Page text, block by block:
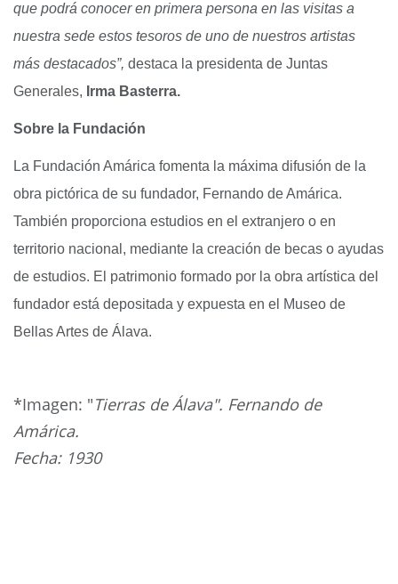
que podrá conocer en primera persona en las visitas a
nuestra sede estos tesoros de uno de nuestros artistas
más destacados”, destaca la presidenta de Juntas
Generales, Irma Basterra.
Sobre la Fundación
La Fundación Amárica fomenta la máxima difusión de la
obra pictórica de su fundador, Fernando de Amárica.
También proporciona estudios en el extranjero o en
territorio nacional, mediante la creación de becas o ayudas
de estudios. El patrimonio formado por la obra artística del
fundador está depositada y expuesta en el Museo de
Bellas Artes de Álava.
*Imagen: "Tierras de Álava". Fernando de
Amárica.
Fecha: 1930